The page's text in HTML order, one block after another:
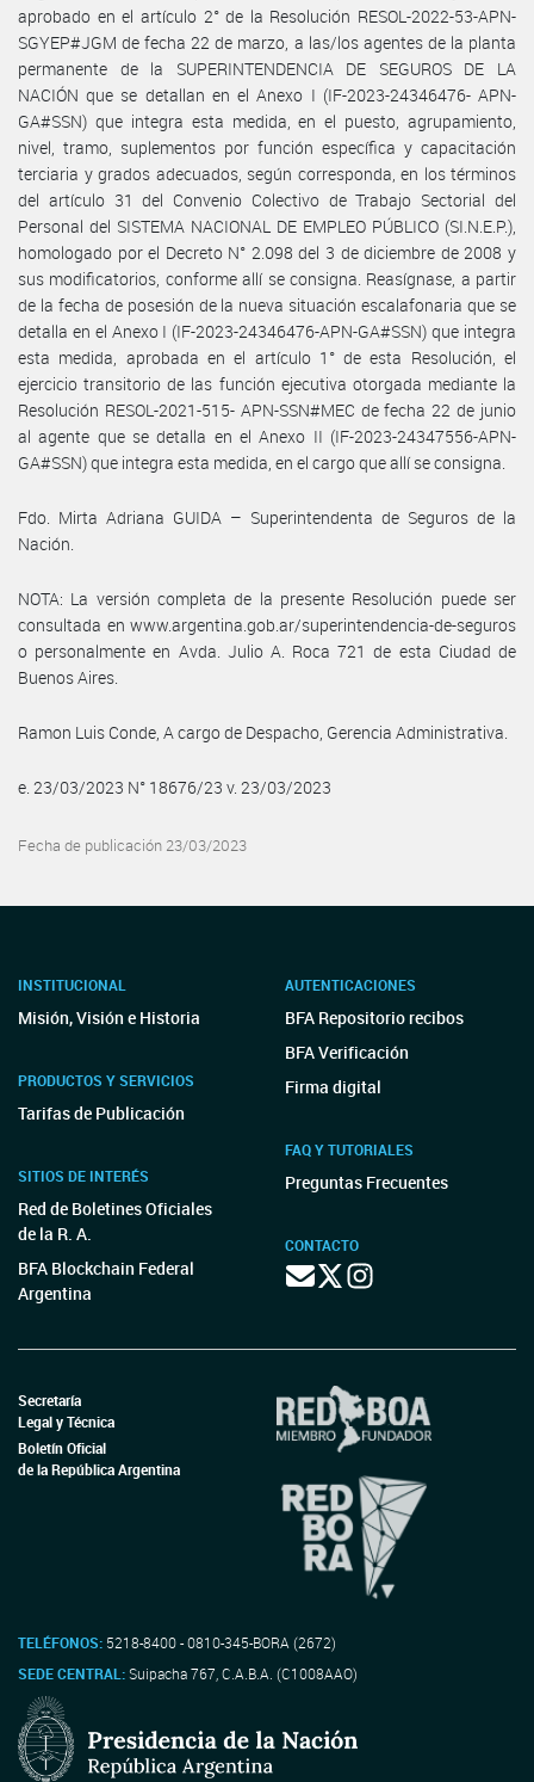
aprobado en el artículo 2° de la Resolución RESOL-2022-53-APN-
SGYEP#JGM de fecha 22 de marzo, a las/los agentes de la planta
permanente de la SUPERINTENDENCIA DE SEGUROS DE LA
NACIÓN que se detallan en el Anexo I (IF-2023-24346476- APN-
GA#SSN) que integra esta medida, en el puesto, agrupamiento,
nivel, tramo, suplementos por función específica y capacitación
terciaria y grados adecuados, según corresponda, en los términos
del artículo 31 del Convenio Colectivo de Trabajo Sectorial del
Personal del SISTEMA NACIONAL DE EMPLEO PÚBLICO (SI.N.E.P.),
homologado por el Decreto N° 2.098 del 3 de diciembre de 2008 y
sus modificatorios, conforme allí se consigna. Reasígnase, a partir
de la fecha de posesión de la nueva situación escalafonaria que se
detalla en el Anexo I (IF-2023-24346476-APN-GA#SSN) que integra
esta medida, aprobada en el artículo 1° de esta Resolución, el
ejercicio transitorio de las función ejecutiva otorgada mediante la
Resolución RESOL-2021-515- APN-SSN#MEC de fecha 22 de junio
al agente que se detalla en el Anexo II (IF-2023-24347556-APN-
GA#SSN) que integra esta medida, en el cargo que allí se consigna.
Fdo. Mirta Adriana GUIDA – Superintendenta de Seguros de la
Nación.
NOTA: La versión completa de la presente Resolución puede ser
consultada en www.argentina.gob.ar/superintendencia-de-seguros
o personalmente en Avda. Julio A. Roca 721 de esta Ciudad de
Buenos Aires.
Ramon Luis Conde, A cargo de Despacho, Gerencia Administrativa.
e. 23/03/2023 N° 18676/23 v. 23/03/2023
Fecha de publicación 23/03/2023
INSTITUCIONAL
Misión, Visión e Historia
PRODUCTOS Y SERVICIOS
Tarifas de Publicación
SITIOS DE INTERÉS
Red de Boletines Oficiales
de la R. A.
BFA Blockchain Federal
Argentina
AUTENTICACIONES
BFA Repositorio recibos
BFA Verificación
Firma digital
FAQ Y TUTORIALES
Preguntas Frecuentes
CONTACTO
Secretaría
Legal y Técnica
Boletín Oficial
de la República Argentina
TELÉFONOS: 5218-8400 - 0810-345-BORA (2672)
SEDE CENTRAL:Suipacha 767, C.A.B.A. (C1008AAO)